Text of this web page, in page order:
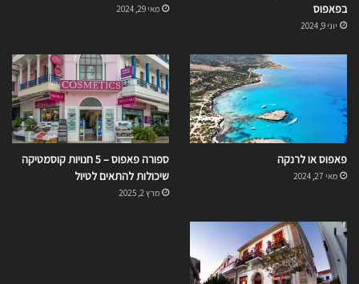
בפאפוס
יוני 9, 2024
מאי 29, 2024
פאפוס או לרנקה
מאי 27, 2024
ספורה פאפוס – 5 חנויות קוסמטיקה
שיכולות להתאים לטיול
מרץ 2, 2025